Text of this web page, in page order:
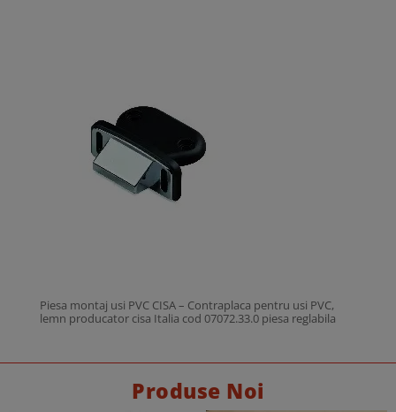
Piesa montaj usi PVC CISA – Contraplaca pentru usi PVC,
lemn producator cisa Italia cod 07072.33.0 piesa reglabila
Produse Noi